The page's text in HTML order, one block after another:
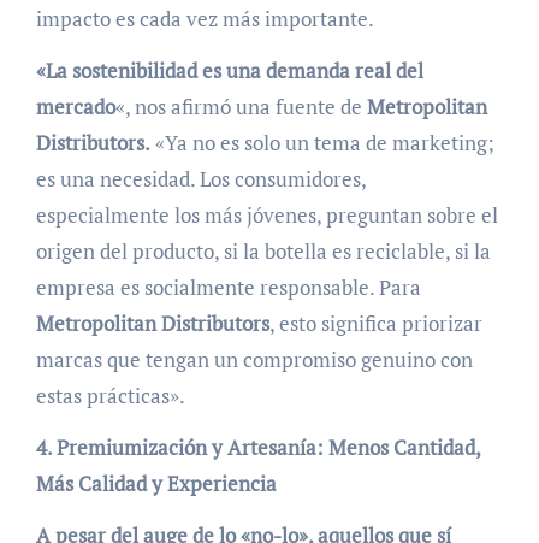
impacto es cada vez más importante.
«La sostenibilidad es una demanda real del
mercado«, nos afirmó una fuente de Metropolitan
Distributors. «Ya no es solo un tema de marketing;
es una necesidad. Los consumidores,
especialmente los más jóvenes, preguntan sobre el
origen del producto, si la botella es reciclable, si la
empresa es socialmente responsable. Para
Metropolitan Distributors, esto significa priorizar
marcas que tengan un compromiso genuino con
estas prácticas».
4. Premiumización y Artesanía: Menos Cantidad,
Más Calidad y Experiencia
A pesar del auge de lo «no-lo», aquellos que sí